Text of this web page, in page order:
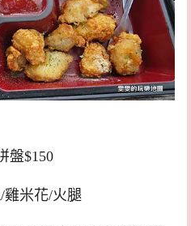
盤$150
雞米花/火腿